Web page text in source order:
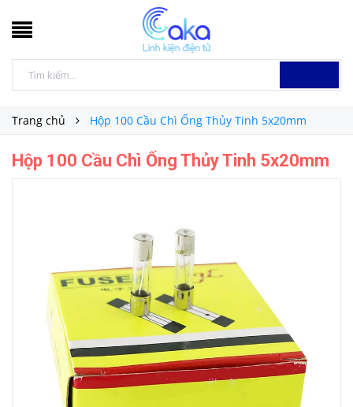
Trang chủ Hộp 100 Cầu Chì Ống Thủy Tinh 5x20mm
Hộp 100 Cầu Chì Ống Thủy Tinh 5x20mm